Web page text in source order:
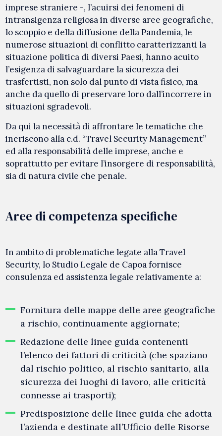
imprese straniere -, l’acuirsi dei fenomeni di
intransigenza religiosa in diverse aree geografiche,
lo scoppio e della diffusione della Pandemia, le
numerose situazioni di conflitto caratterizzanti la
situazione politica di diversi Paesi, hanno acuito
l’esigenza di salvaguardare la sicurezza dei
trasfertisti, non solo dal punto di vista fisico, ma
anche da quello di preservare loro dall’incorrere in
situazioni sgradevoli.
Da qui la necessità di affrontare le tematiche che
ineriscono alla c.d. “Travel Security Management”
ed alla responsabilità delle imprese, anche e
soprattutto per evitare l’insorgere di responsabilità,
sia di natura civile che penale.
Aree di competenza specifiche
In ambito di problematiche legate alla Travel
Security, lo Studio Legale de Capoa fornisce
consulenza ed assistenza legale relativamente a:
Fornitura delle mappe delle aree geografiche
a rischio, continuamente aggiornate;
Redazione delle linee guida contenenti
l’elenco dei fattori di criticità (che spaziano
dal rischio politico, al rischio sanitario, alla
sicurezza dei luoghi di lavoro, alle criticità
connesse ai trasporti);
Predisposizione delle linee guida che adotta
l’azienda e destinate all’Ufficio delle Risorse